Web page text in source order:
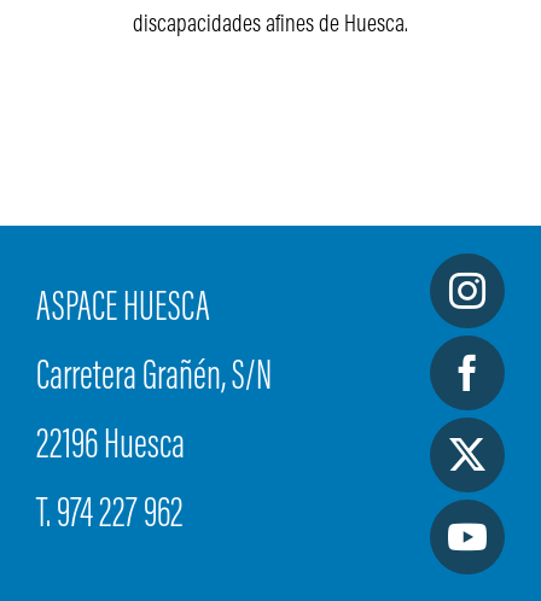
discapacidades afines de Huesca.
ASPACE HUESCA
Carretera Grañén, S/N
22196 Huesca
T. 974 227 962